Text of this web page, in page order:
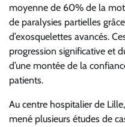
moyenne de 60% de la
de paralysies partielles
d’exosquelettes avancés.
progression significative et
d’une montée de la
patients.
Au centre hospitalier de
mené plusieurs études de